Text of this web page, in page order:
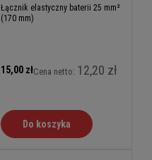
Łącznik elastyczny baterii 25 mm²
(170 mm)
15,00 złCena netto: 12,20 zł
Do koszyka